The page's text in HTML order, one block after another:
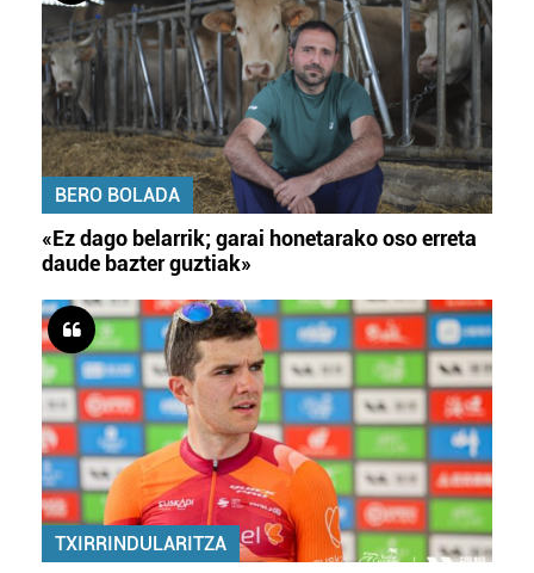
BERO BOLADA
«Ez dago belarrik; garai honetarako oso erreta
daude bazter guztiak»
TXIRRINDULARITZA